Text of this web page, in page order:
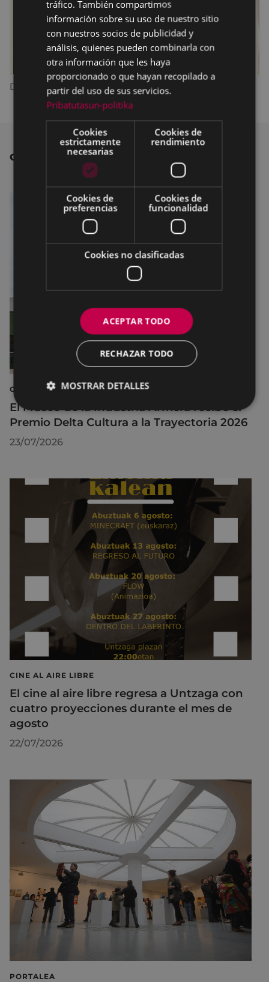
Datos de la población de Eibar en 1969. Revista Eibar
OTRAS NOTICIAS
CULTURA
El Museo de la Industria Armera recibe el
Premio Delta Cultura a la Trayectoria 2026
23/07/2026
CINE AL AIRE LIBRE
El cine al aire libre regresa a Untzaga con
cuatro proyecciones durante el mes de
agosto
22/07/2026
PORTALEA
tráfico. También compartimos
información sobre su uso de nuestro sitio
con nuestros socios de publicidad y
análisis, quienes pueden combinarla con
otra información que les haya
proporcionado o que hayan recopilado a
partir del uso de sus servicios.
Pribatutasun-politika
Cookies
estrictamente
necesarias
Cookies de
rendimiento
Cookies de
preferencias
Cookies de
funcionalidad
Cookies no clasificadas
ACEPTAR TODO
RECHAZAR TODO
MOSTRAR DETALLES